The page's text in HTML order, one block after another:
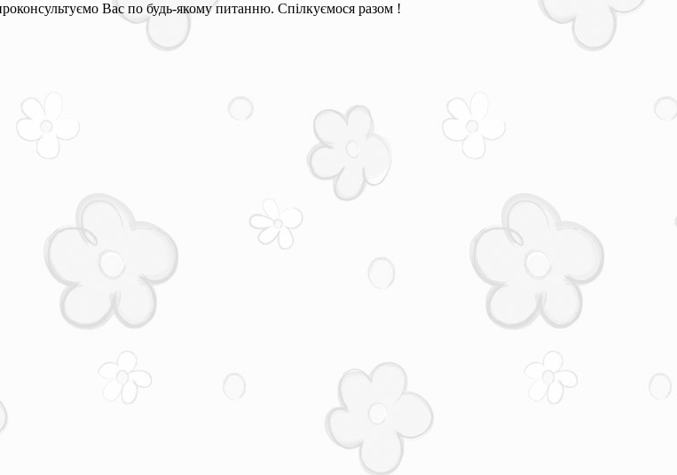
Вас по будь-якому питанню. Спілкуємося разом !